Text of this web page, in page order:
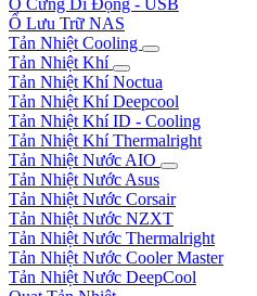
Ổ Cứng Di Động - USB
Ổ Lưu Trữ NAS
Tản Nhiệt Cooling
Tản Nhiệt Khí
Tản Nhiệt Khí Noctua
Tản Nhiệt Khí Deepcool
Tản Nhiệt Khí ID - Cooling
Tản Nhiệt Khí Thermalright
Tản Nhiệt Nước AIO
Tản Nhiệt Nước Asus
Tản Nhiệt Nước Corsair
Tản Nhiệt Nước NZXT
Tản Nhiệt Nước Thermalright
Tản Nhiệt Nước Cooler Master
Tản Nhiệt Nước DeepCool